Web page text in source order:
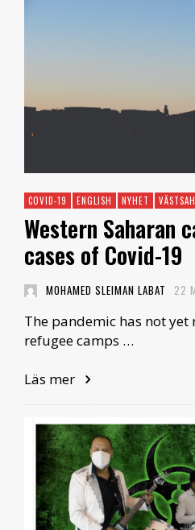
COVID-19 ENGLISH NYHET
Western Saharan
cases of Covid-19
MOHAMED SLEIMAN LABAT 22
The pandemic has not yet
refugee camps …
Läs mer